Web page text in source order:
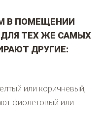
В ПОМЕЩЕНИИ
ТЕХ ЖЕ САМЫХ
ДРУГИЕ:
или коричневый;
фиолетовый или